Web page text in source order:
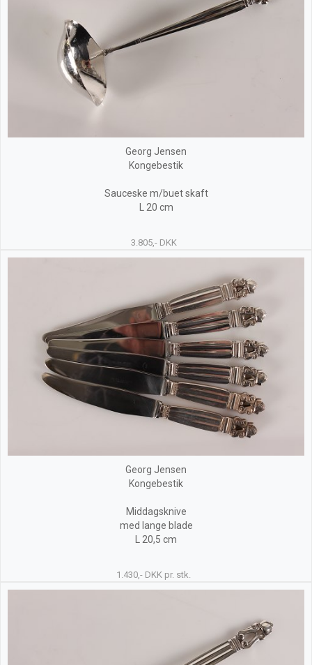
Georg Jensen
Kongebestik
Sauceske m/buet skaft
L 20 cm
3.805,- DKK
Georg Jensen
Kongebestik
Middagsknive
med lange blade
L 20,5 cm
1.430,- DKK pr. stk.